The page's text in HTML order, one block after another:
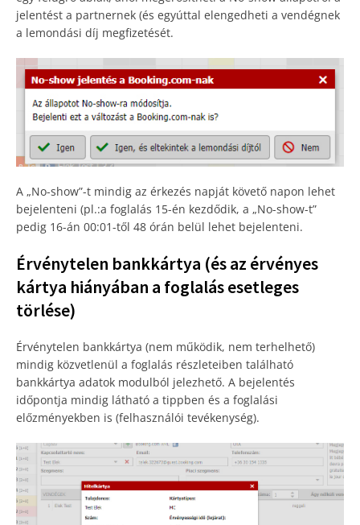
jelentést a partnernek (és egyúttal elengedheti a vendégnek
a lemondási díj megfizetését.
A „No-show”-t mindig az érkezés napját követő napon lehet
bejelenteni (pl.:a foglalás 15-én kezdődik, a „No-show-t”
pedig 16-án 00:01-től 48 órán belül lehet bejelenteni.
Érvénytelen bankkártya (és az érvényes
kártya hiányában a foglalás esetleges
törlése)
Érvénytelen bankkártya (nem működik, nem terhelhető)
mindig közvetlenül a foglalás részleteiben található
bankkártya adatok modulból jelezhető. A bejelentés
időpontja mindig látható a tippben és a foglalási
előzményekben is (felhasználói tevékenység).